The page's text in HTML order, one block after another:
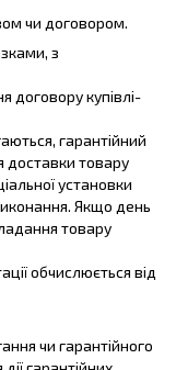
чи договором.
з
договору купівлі-
гарантійний
доставки товару
установки
Якщо день
товару
обчислюється від
чи гарантійного